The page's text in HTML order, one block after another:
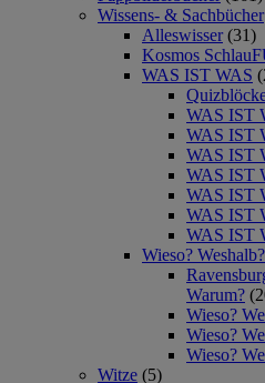
Wissens- & Sachbücher
Alleswisser (31)
Kosmos
WAS IST WAS
WAS IST
WAS IST
WAS IST
WAS IST
WAS IST
WAS IST
WAS IST
Wieso?
Warum?
Wieso?
Wieso?
Wieso?
Witze (5)